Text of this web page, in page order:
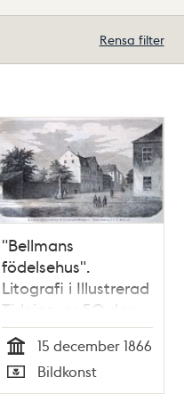
Rensa filter
"Bellmans
födelsehus".
Litografi i Illustrerad
Tidning, nr 50 den
15 december 1866.
Tid
15 december 1866
Typ
Bildkonst